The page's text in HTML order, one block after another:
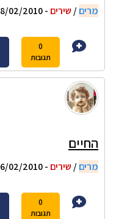
מרים/ שירים - 08/02/2010 21:15
0
תגובות
החיים
מרים/ שירים - 06/02/2010 18:54
0
תגובות